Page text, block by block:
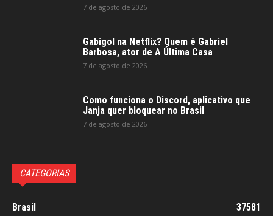
7 de agosto de 2026
Gabigol na Netflix? Quem é Gabriel
Barbosa, ator de A Última Casa
7 de agosto de 2026
Como funciona o Discord, aplicativo que
Janja quer bloquear no Brasil
7 de agosto de 2026
CATEGORIAS
Brasil 37581